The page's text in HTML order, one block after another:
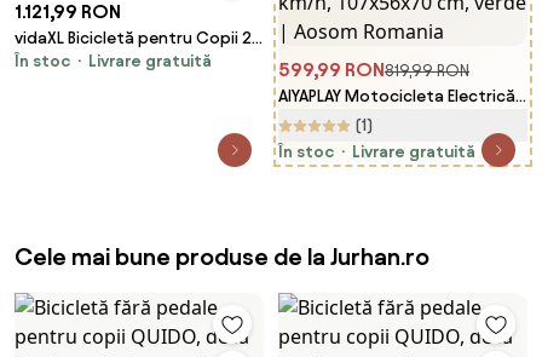
1.121,99 RON
vidaXL Bicicletă pentru Copii 20
Inci pentru 6-11 ani Roz deschis
În stoc Livrare gratuită 599,99 RON819,99 RON
AIYAPLAY Motocicleta Electrică
Copii pentru copii 3-6 ani cu 2
motoare, 2.4-5 km/h,
107x56x70 cm, verde | Aosom
(1)
În stoc
Livrare gratuită
Cele mai bune produse de la Jurhan.ro